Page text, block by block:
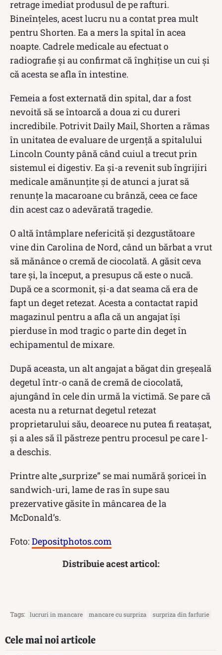
retrage imediat produsul de pe rafturi.
Bineînțeles, acest lucru nu a contat prea mult
pentru Shorten. Ea a mers la spital în acea
noapte. Cadrele medicale au efectuat o
radiografie și au confirmat că înghițise un cui și
că acesta se afla în intestine.
Femeia a fost externată din spital, dar a fost
nevoită să se întoarcă a doua zi cu dureri
incredibile. Potrivit Daily Mail, Shorten a rămas
în unitatea de evaluare de urgență a spitalului
Lincoln County până când cuiul a trecut prin
sistemul ei digestiv. Ea și-a revenit sub îngrijiri
medicale amănunțite și de atunci a jurat să
renunțe la macaroane cu brânză, ceea ce face
din acest caz o adevărată tragedie.
O altă întâmplare nefericită și dezgustătoare
vine din Carolina de Nord, când un bărbat a vrut
să mănânce o cremă de ciocolată. A găsit ceva
tare și, la început, a presupus că este o nucă.
După ce a scormonit, și-a dat seama că era de
fapt un deget retezat. Acesta a contactat rapid
magazinul pentru a afla că un angajat își
pierduse în mod tragic o parte din deget în
echipamentul de mixare.
După aceasta, un alt angajat a băgat din greșeală
degetul într-o cană de cremă de ciocolată,
ajungând în cele din urmă la victimă. Se pare că
acesta nu a returnat degetul retezat
proprietarului său, deoarece nu putea fi reatașat,
și a ales să îl păstreze pentru procesul pe care l-
a deschis.
Printre alte „surprize” se mai numără șoricei în
sandwich-uri, lame de ras în supe sau
prezervative găsite în mâncarea de la
McDonald’s.
Foto: Depositphotos.com
Distribuie acest articol:
Tags: lucruri in mancare mancare cu surpriza surpriza din farfurie
Cele mai noi articole